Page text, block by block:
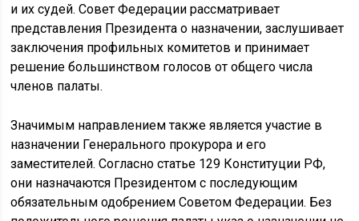
и их судей. Совет Федерации рассматривает
представления Президента о назначении, заслушивает
заключения профильных комитетов и принимает
решение большинством голосов от общего числа
членов палаты.
Значимым направлением также является участие в
назначении Генерального прокурора и его
заместителей. Согласно статье 129 Конституции РФ,
они назначаются Президентом с последующим
обязательным одобрением Советом Федерации. Без